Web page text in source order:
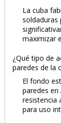
La cuba
soldaduras
maximizar
¿Qué tipo de
paredes de la
El fondo
paredes en
resistencia
para uso